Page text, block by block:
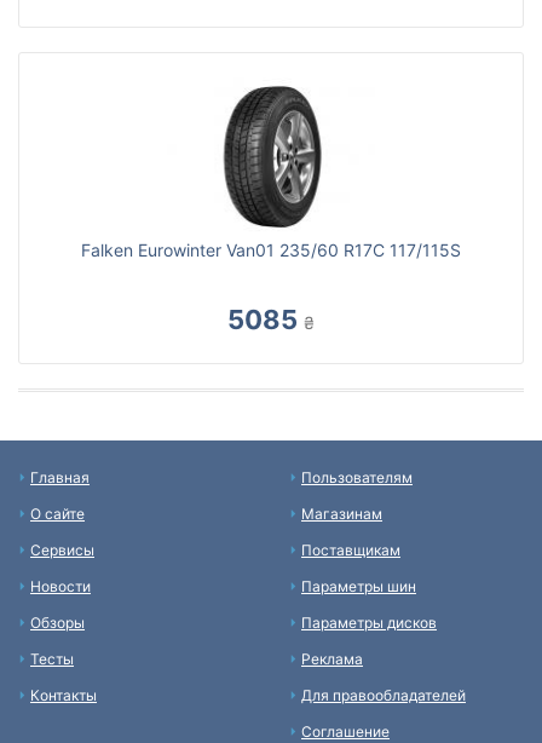
Falken Eurowinter Van01 235/60 R17C 117/115S
5085 ₴
Главная
О сайте
Сервисы
Новости
Обзоры
Тесты
Контакты
Пользователям
Магазинам
Поставщикам
Параметры шин
Параметры дисков
Реклама
Для правообладателей
Соглашение